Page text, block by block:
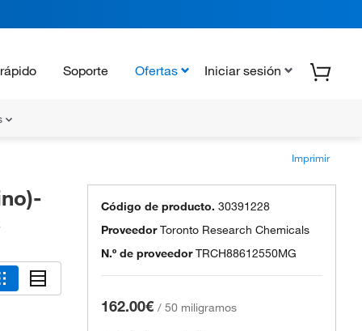
Soporte Ofertas Iniciar sesión
Imprimir
Código de producto. 30391228
ProveedorToronto Research Chemicals
N.º de proveedor TRCH88612550MG
162.00€ / 50 miligramos